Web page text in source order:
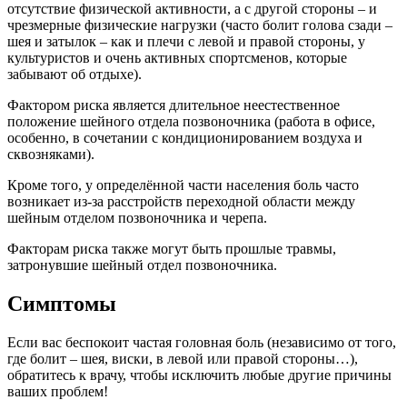
отсутствие физической активности, а с другой стороны – и
чрезмерные физические нагрузки (часто болит голова сзади –
шея и затылок – как и плечи с левой и правой стороны, у
культуристов и очень активных спортсменов, которые
забывают об отдыхе).
Фактором риска является длительное неестественное
положение шейного отдела позвоночника (работа в офисе,
особенно, в сочетании с кондиционированием воздуха и
сквозняками).
Кроме того, у определённой части населения боль часто
возникает из-за расстройств переходной области между
шейным отделом позвоночника и черепа.
Факторам риска также могут быть прошлые травмы,
затронувшие шейный отдел позвоночника.
Симптомы
Если вас беспокоит частая головная боль (независимо от того,
где болит – шея, виски, в левой или правой стороны…),
обратитесь к врачу, чтобы исключить любые другие причины
ваших проблем!